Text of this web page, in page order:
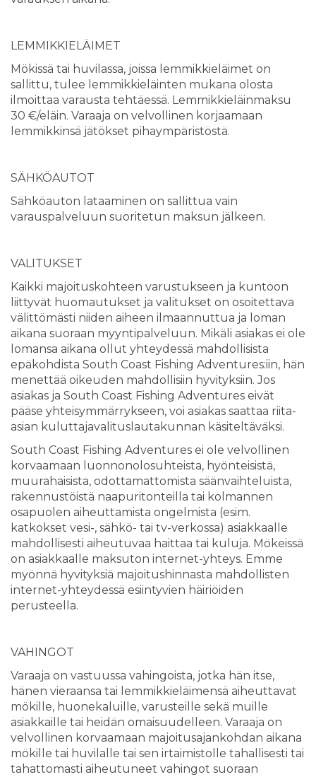
LEMMIKKIELÄIMET
Mökissä tai huvilassa, joissa lemmikkieläimet on
sallittu, tulee lemmikkieläinten mukana olosta
ilmoittaa varausta tehtäessä. Lemmikkieläinmaksu
30 €/eläin. Varaaja on velvollinen korjaamaan
lemmikkinsä jätökset pihaympäristöstä.
SÄHKÖAUTOT
Sähköauton lataaminen on sallittua vain
varauspalveluun suoritetun maksun jälkeen.
VALITUKSET
Kaikki majoituskohteen varustukseen ja kuntoon
liittyvät huomautukset ja valitukset on osoitettava
välittömästi niiden aiheen ilmaannuttua ja loman
aikana suoraan myyntipalveluun. Mikäli asiakas ei ole
lomansa aikana ollut yhteydessä mahdollisista
epäkohdista South Coast Fishing Adventures:iin, hän
menettää oikeuden mahdollisiin hyvityksiin. Jos
asiakas ja South Coast Fishing Adventures eivät
pääse yhteisymmärrykseen, voi asiakas saattaa riita-
asian kuluttajavalituslautakunnan käsiteltäväksi.
South Coast Fishing Adventures ei ole velvollinen
korvaamaan luonnonolosuhteista, hyönteisistä,
muurahaisista, odottamattomista säänvaihteluista,
rakennustöistä naapuritonteilla tai kolmannen
osapuolen aiheuttamista ongelmista (esim.
katkokset vesi-, sähkö- tai tv-verkossa) asiakkaalle
mahdollisesti aiheutuvaa haittaa tai kuluja. Mökeissä
on asiakkaalle maksuton internet-yhteys. Emme
myönnä hyvityksiä majoitushinnasta mahdollisten
internet-yhteydessä esiintyvien häiriöiden
perusteella.
VAHINGOT
Varaaja on vastuussa vahingoista, jotka hän itse,
hänen vieraansa tai lemmikkieläimensä aiheuttavat
mökille, huonekaluille, varusteille sekä muille
asiakkaille tai heidän omaisuudelleen. Varaaja on
velvollinen korvaamaan majoitusajankohdan aikana
mökille tai huvilalle tai sen irtaimistolle tahallisesti tai
tahattomasti aiheutuneet vahingot suoraan